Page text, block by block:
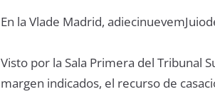
En la Vlade Madrid,
Visto por la Sala Primera del Tribunal
margen indicados, el recurso de